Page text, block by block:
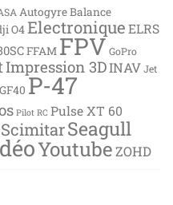
AutogyreBalance
O4Electronique ELRS
FFAM FPVGoPro
Impression 3DINAVJet
P-47
Pilot RC Pulse XT 60
ScimitarSeagull
YoutubeZOHD